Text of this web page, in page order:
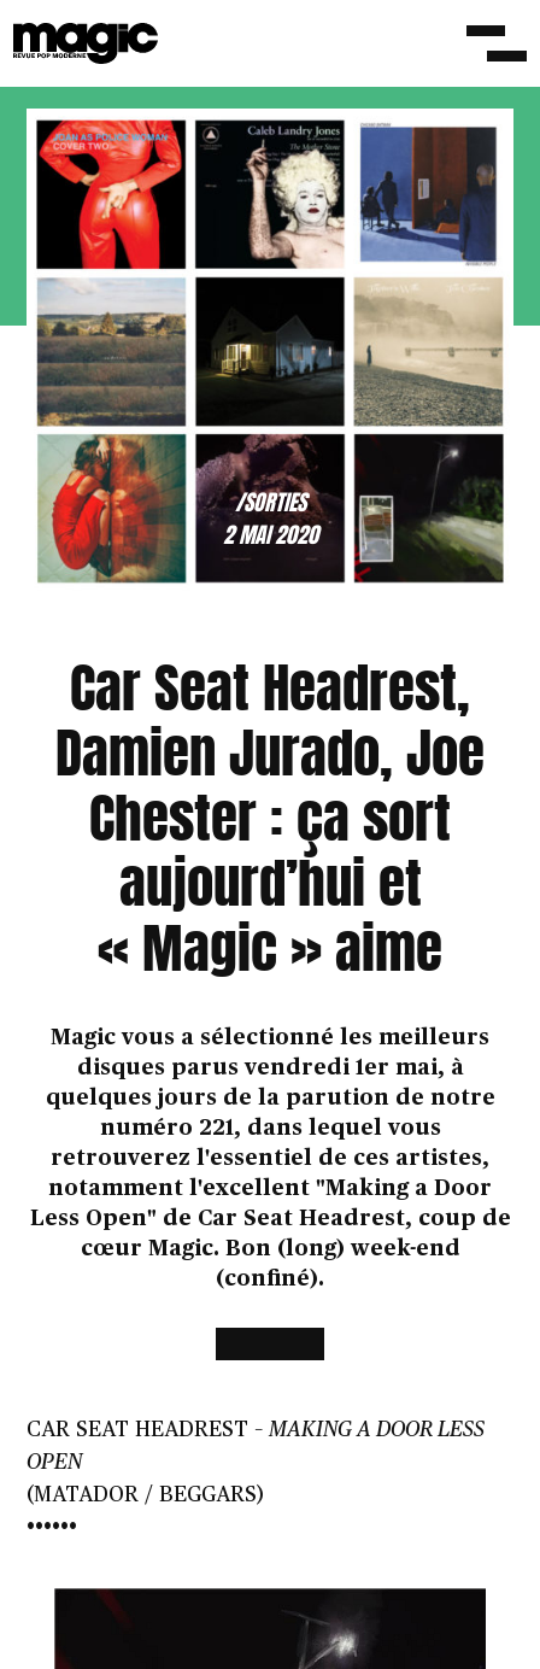
/SORTIES
2 MAI 2020
Car Seat Headrest,
Damien Jurado, Joe
Chester : ça sort
aujourd’hui et
« Magic » aime
Magic vous a sélectionné les meilleurs
disques parus vendredi 1er mai, à
quelques jours de la parution de notre
numéro 221, dans lequel vous
retrouverez l'essentiel de ces artistes,
notamment l'excellent "Making a Door
Less Open" de Car Seat Headrest, coup de
cœur Magic. Bon (long) week-end
(confiné).
CAR SEAT HEADREST –MAKING A DOOR LESS
OPEN
(MATADOR / BEGGARS)
••••••